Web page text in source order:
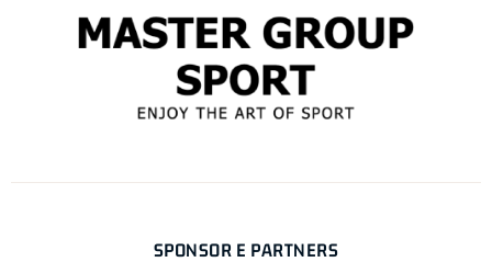
SPONSOR E PARTNERS